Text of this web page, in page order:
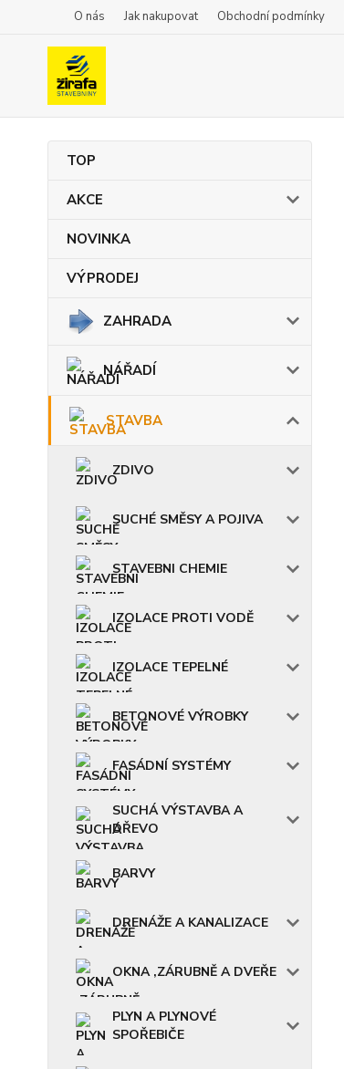
O nás Jak nakupovat Obchodní podmínky
TOP
AKCE
NOVINKA
VÝPRODEJ
ZAHRADA
NÁŘADÍ
STAVBA
ZDIVO
SUCHÉ SMĚSY A POJIVA
STAVEBNI CHEMIE
IZOLACE PROTI VODĚ
IZOLACE TEPELNÉ
BETONOVÉ VÝROBKY
FASÁDNÍ SYSTÉMY
SUCHÁ VÝSTAVBA A
DŘEVO
BARVY
DRENÁŽE A KANALIZACE
OKNA ,ZÁRUBNĚ A DVEŘE
PLYN A PLYNOVÉ
SPOŘEBIČE